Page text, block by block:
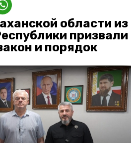
области из
призвали
и порядок